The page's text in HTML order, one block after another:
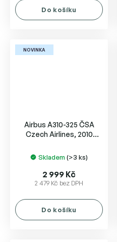
Do košíku
NOVINKA
Airbus A310-325 ČSA
Czech Airlines, 2010
Skladem (>3 ks)
2 479 Kč bez DPH
2 999 Kč
Do košíku